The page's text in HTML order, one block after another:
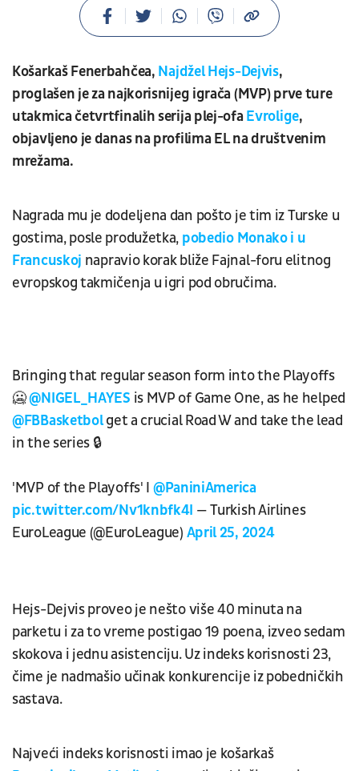
Košarkaš Fenerbahčea, Najdžel Hejs-Dejvis,
proglašen je za najkorisnijeg igrača (MVP) prve ture
utakmica četvrtfinalih serija plej-ofaEvrolige,
objavljeno je danas na profilima EL na društvenim
mrežama.
Nagrada mu je dodeljena dan pošto je tim iz Turske u
gostima, posle produžetka, pobedio Monako i u
Francuskoj napravio korak bliže Fajnal-foru elitnog
evropskog takmičenja u igri pod obručima.
Bringing that regular season form into the Playoffs
🥶@NIGEL_HAYES is MVP of Game One, as he helped
@FBBasketbolget a crucial Road W and take the lead
in the series 🔒
'MVP of the Playoffs' I @PaniniAmerica
pic.twitter.com/Nv1knbfk4I — Turkish Airlines
EuroLeague (@EuroLeague) April 25, 2024
Hejs-Dejvis proveo je nešto više 40 minuta na
parketu i za to vreme postigao 19 poena, izveo sedam
skokova i jednu asistenciju. Uz indeks korisnosti 23,
čime je nadmašio učinak konkurencije iz pobedničkih
sastava.
Najveći indeks korisnosti imao je košarkaš